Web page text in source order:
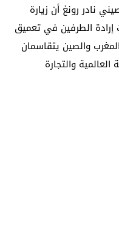
نادر رونغ أن زيارة
الطرفين في تعميق
والصين يتقاسمان
والتجارة